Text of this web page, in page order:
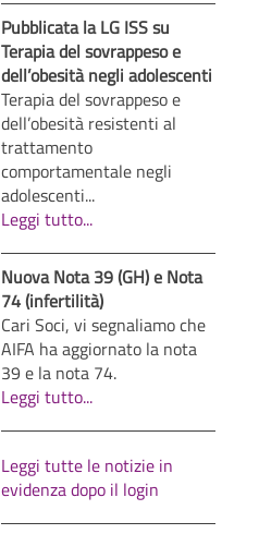
Pubblicata la LG ISS su
Terapia del sovrappeso e
dell’obesità negli adolescenti
Terapia del sovrappeso e
dell’obesità resistenti al
trattamento
comportamentale negli
adolescenti...
Leggi tutto...
Nuova Nota 39 (GH) e Nota
74 (infertilità)
Cari Soci, vi segnaliamo che
AIFA ha aggiornato la nota
39 e la nota 74.
Leggi tutto...
Leggi tutte le notizie in
evidenza dopo il login